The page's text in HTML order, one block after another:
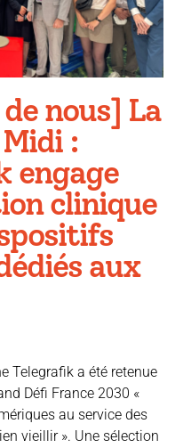
nous] La
:
engage
clinique
aux
Telegrafik a été retenue
Défi France 2030 «
au service des
vieillir ». Une sélection